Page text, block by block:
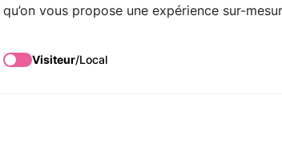
qu’on vous propose une expérience sur-
Visiteur/Local